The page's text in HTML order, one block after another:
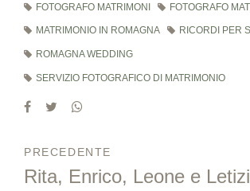
FOTOGRAFO MATRIMONI FOTOGRAFO
MATRIMONIO IN ROMAGNA RICORDI PER
ROMAGNA WEDDING
SERVIZIO FOTOGRAFICO DI MATRIMONIO
PRECEDENTE
Rita, Enrico, Leone e